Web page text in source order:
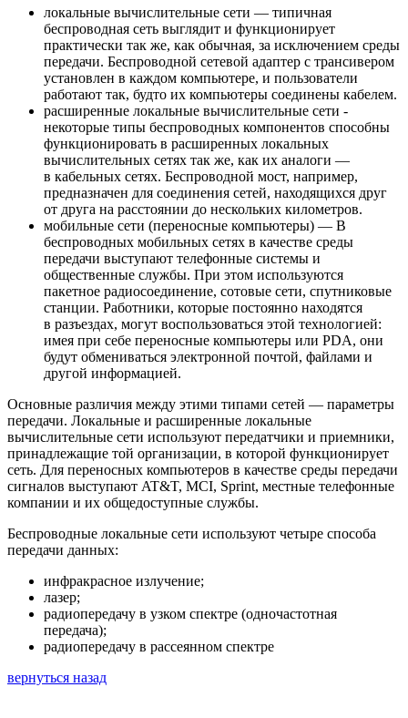
локальные вычислительные сети — типичная
беспроводная сеть выглядит и функционирует
практически так же, как обычная, за исключением среды
передачи. Беспроводной сетевой адаптер с трансивером
установлен в каждом компьютере, и пользователи
работают так, будто их компьютеры соединены кабелем.
расширенные локальные вычислительные сети -
некоторые типы беспроводных компонентов способны
функционировать в расширенных локальных
вычислительных сетях так же, как их аналоги —
в кабельных сетях. Беспроводной мост, например,
предназначен для соединения сетей, находящихся друг
от друга на расстоянии до нескольких километров.
мобильные сети (переносные компьютеры) — В
беспроводных мобильных сетях в качестве среды
передачи выступают телефонные системы и
общественные службы. При этом используются
пакетное радиосоединение, сотовые сети, спутниковые
станции. Работники, которые постоянно находятся
в разъездах, могут воспользоваться этой технологией:
имея при себе переносные компьютеры или PDA, они
будут обмениваться электронной почтой, файлами и
другой информацией.
Основные различия между этими типами сетей — параметры
передачи. Локальные и расширенные локальные
вычислительные сети используют передатчики и приемники,
принадлежащие той организации, в которой функционирует
сеть. Для переносных компьютеров в качестве среды передачи
сигналов выступают AT&T, МCI, Sprint, местные телефонные
компании и их общедоступные службы.
Беспроводные локальные сети используют четыре способа
передачи данных:
инфракрасное излучение;
лазер;
радиопередачу в узком спектре (одночастотная
передача);
радиопередачу в рассеянном спектре
вернуться назад